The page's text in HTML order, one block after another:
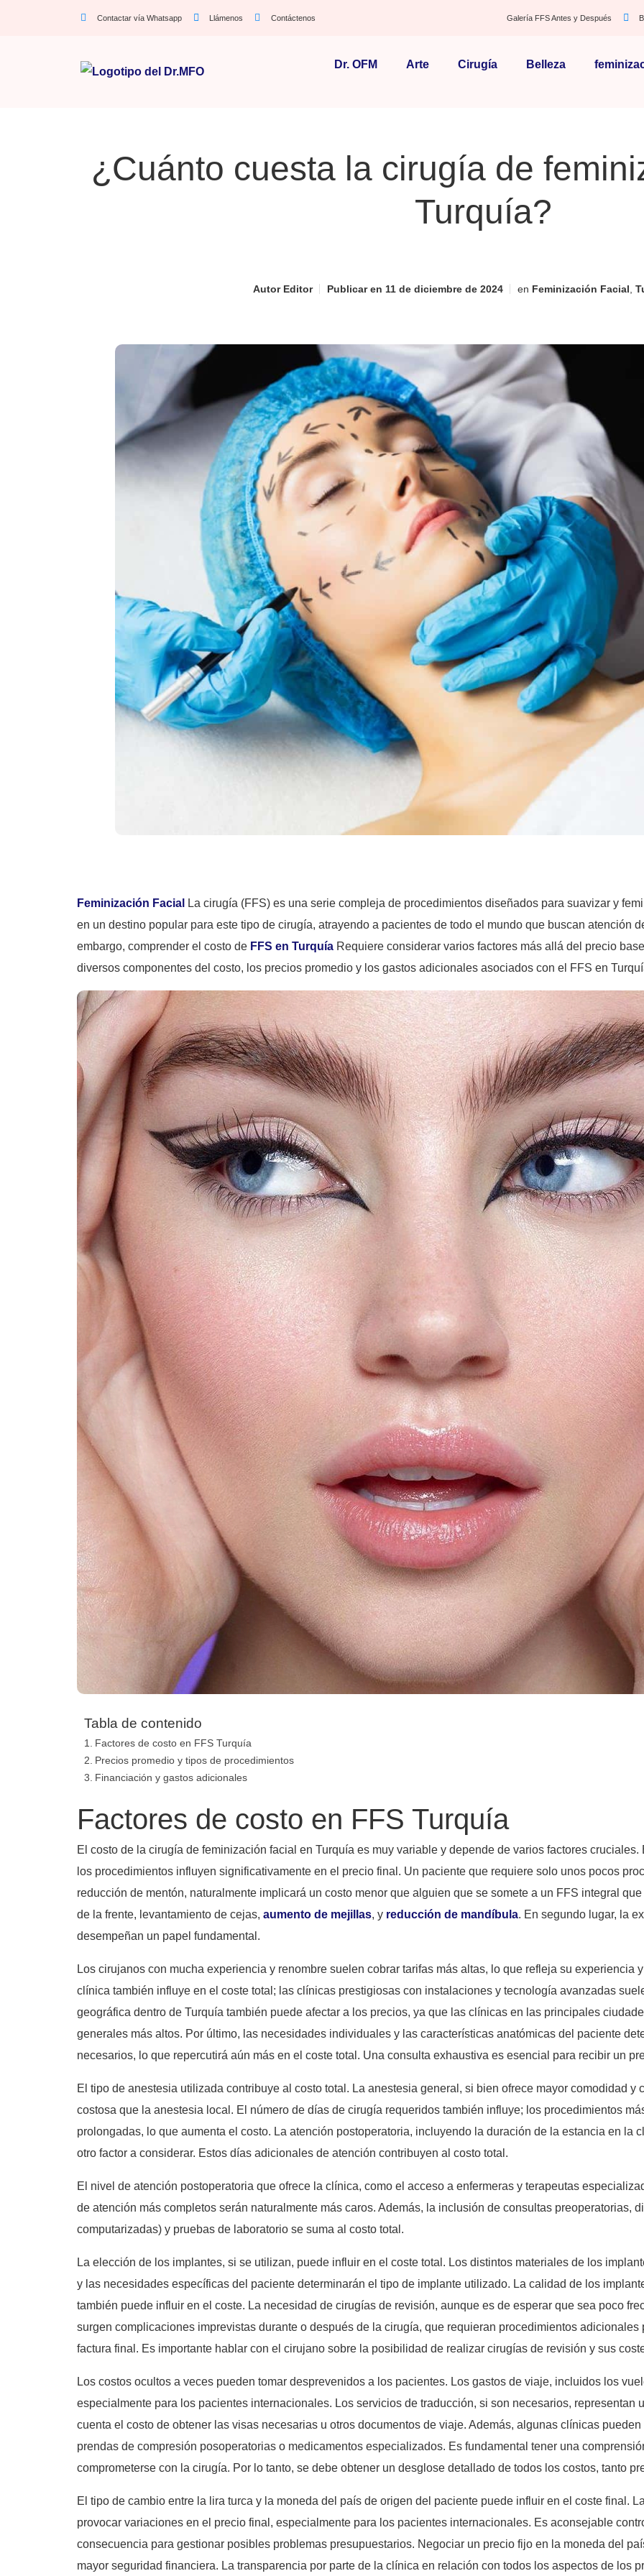
Contactar vía Whatsapp Llámenos Contáctenos Galería FFS Antes y Después
Dr. OFM Arte Cirugía Belleza
¿Cuánto cuesta la cirugía de
Turquía?
AutorEditor Publicar en 11 de diciembre de 2024 en Feminización Facial
Feminización Facial
La cirugía (FFS) es una serie compleja de procedimientos diseñados para suavizar y
en un destino popular para este tipo de cirugía, atrayendo a pacientes de todo el mundo que buscan atención
embargo, comprender el costo de FFS en Turquía Requiere considerar varios factores más allá del precio
diversos componentes del costo, los precios promedio y los gastos adicionales asociados con el FFS en
Tabla de contenido
Factores de costo en FFS Turquía
Precios promedio y tipos de procedimientos
Financiación y gastos adicionales
Factores de costo en FFS Turquía
El costo de la cirugía de feminización facial en Turquía es muy variable y depende de varios factores
los procedimientos influyen significativamente en el precio final. Un paciente que requiere solo unos pocos
reducción de mentón, naturalmente implicará un costo menor que alguien que se somete a un FFS integral
de la frente, levantamiento de cejas, aumento de mejillas, y reducción de mandíbula. En segundo lugar, la
desempeñan un papel fundamental.
Los cirujanos con mucha experiencia y renombre suelen cobrar tarifas más altas, lo que refleja su experiencia
clínica también influye en el coste total; las clínicas prestigiosas con instalaciones y tecnología avanzadas
geográfica dentro de Turquía también puede afectar a los precios, ya que las clínicas en las principales
generales más altos. Por último, las necesidades individuales y las características anatómicas del paciente
necesarios, lo que repercutirá aún más en el coste total. Una consulta exhaustiva es esencial para recibir un
El tipo de anestesia utilizada contribuye al costo total. La anestesia general, si bien ofrece mayor comodidad y
costosa que la anestesia local. El número de días de cirugía requeridos también influye; los procedimientos
prolongadas, lo que aumenta el costo. La atención postoperatoria, incluyendo la duración de la estancia en la
otro factor a considerar. Estos días adicionales de atención contribuyen al costo total.
El nivel de atención postoperatoria que ofrece la clínica, como el acceso a enfermeras y terapeutas
de atención más completos serán naturalmente más caros. Además, la inclusión de consultas preoperatorias,
computarizadas) y pruebas de laboratorio se suma al costo total.
La elección de los implantes, si se utilizan, puede influir en el coste total. Los distintos materiales de los
y las necesidades específicas del paciente determinarán el tipo de implante utilizado. La calidad de los
también puede influir en el coste. La necesidad de cirugías de revisión, aunque es de esperar que sea poco
surgen complicaciones imprevistas durante o después de la cirugía, que requieran procedimientos
factura final. Es importante hablar con el cirujano sobre la posibilidad de realizar cirugías de revisión y sus
Los costos ocultos a veces pueden tomar desprevenidos a los pacientes. Los gastos de viaje, incluidos los
especialmente para los pacientes internacionales. Los servicios de traducción, si son necesarios, representan
cuenta el costo de obtener las visas necesarias u otros documentos de viaje. Además, algunas clínicas
prendas de compresión posoperatorias o medicamentos especializados. Es fundamental tener una
comprometerse con la cirugía. Por lo tanto, se debe obtener un desglose detallado de todos los costos, tanto
El tipo de cambio entre la lira turca y la moneda del país de origen del paciente puede influir en el coste final.
provocar variaciones en el precio final, especialmente para los pacientes internacionales. Es aconsejable
consecuencia para gestionar posibles problemas presupuestarios. Negociar un precio fijo en la moneda del
mayor seguridad financiera. La transparencia por parte de la clínica en relación con todos los aspectos de los